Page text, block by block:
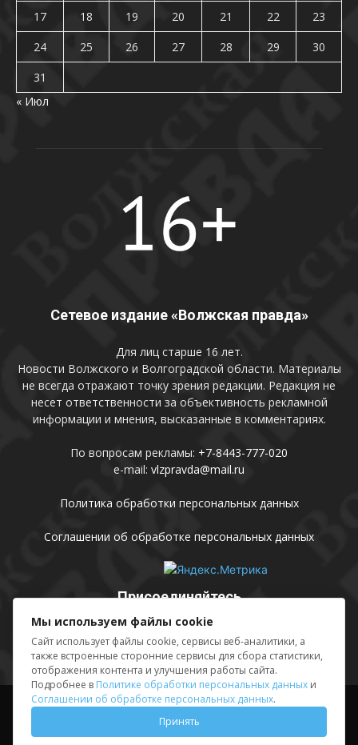
17
18 19 20 21 22
23
24
25 26 27 28 29
30
31
« Июл
Сетевое издание «Волжская правда»
Для лиц старше 16 лет.
Новости Волжского и Волгоградской области. Материалы
не всегда отражают точку зрения редакции. Редакция не
несет ответственности за объективность рекламной
информации и мнения, высказанные в комментариях.
По вопросам рекламы: +7-8443-777-020
e-mail: vlzpravda@mail.ru
Политика обработки персональных данных
Соглашении об обработке персональных данных
Присоединяйтесь
Выходные данные Sing in
© АМУ «Редакция газеты «Волжская правда», 2012-2026
Мы используем файлы cookie
Сайт использует файлы cookie, сервисы веб-аналитики, а
также встроенные сторонние сервисы для сбора статистики,
отображения контента и улучшения работы сайта.
Подробнее в Политике обработки персональных данных и
Соглашении об обработке персональных данных.
Принять